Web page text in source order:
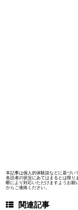
本記事は個人的体験談などに基づい
各読者の状況にあてはまるとは限り
断により対応いただけますようお願
からご連絡ください。
関連記事